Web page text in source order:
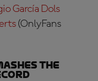
García Dols
(OnlyFans
the